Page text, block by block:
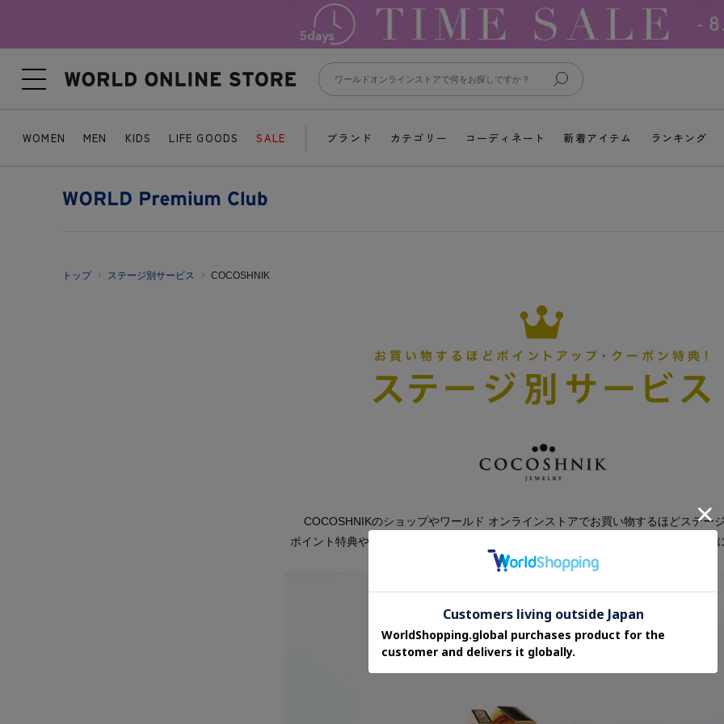
WOMEN MEN KIDS LIFE GOODS SALE ブランド カテゴリー コーディネート 新着アイテム ランキング
トップ ステージ別サービス COCOSHNIK
COCOSHNIKのショップやワールド オンラインストアでお買い物するほどステージ
ポイント特典や各種限定サービスなど、さらに”お得に賢く”お買い物が楽しめるよう